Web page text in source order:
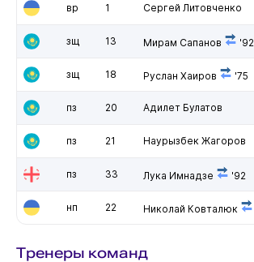
вр 1 Сергей Литовченко
зщ 13 Мирам Сапанов '92
зщ 18 Руслан Хаиров '75
пз 20 Адилет Булатов
пз 21 Наурызбек Жагоров
пз 33 Лука Имнадзе '92
нп 22 Николай Ковталюк
Тренеры команд